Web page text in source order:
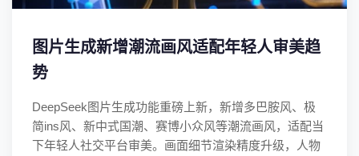
图片生成新增潮流画风适配年轻人审美趋
势
DeepSeek图片生成功能重磅上新，新增多巴胺风、极
简ins风、新中式国潮、赛博小众风等潮流画风，适配当
下年轻人社交平台审美。画面细节渲染精度升级，人物